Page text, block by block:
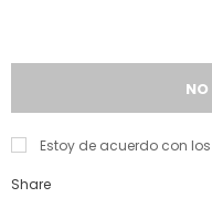
Estoy de acuerdo con
Share